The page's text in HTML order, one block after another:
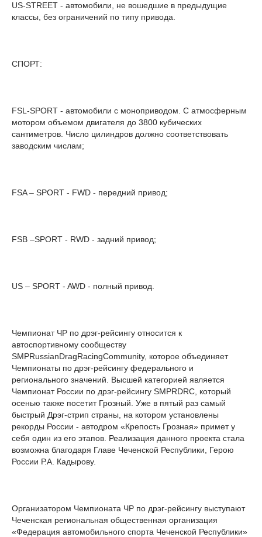
US-STREET - автомобили, не вошедшие в предыдущие
классы, без ограничений по типу привода.
СПОРТ:
FSL-SPORT - автомобили с моноприводом. С атмосферным
мотором объемом двигателя до 3800 кубических
сантиметров. Число цилиндров должно соответствовать
заводским числам;
FSA – SPORT - FWD - передний привод;
FSB –SPORT - RWD - задний привод;
US – SPORT - AWD - полный привод.
Чемпионат ЧР по дрэг-рейсингу относится к
автоспортивному сообществу
SMPRussianDragRacingCommunity, которое объединяет
Чемпионаты по дрэг-рейсингу федерального и
регионального значений. Высшей категорией является
Чемпионат России по дрэг-рейсингу SMPRDRC, который
осенью также посетит Грозный. Уже в пятый раз самый
быстрый Дрэг-стрип страны, на котором установлены
рекорды России - автодром «Крепость Грозная» примет у
себя один из его этапов. Реализация данного проекта стала
возможна благодаря Главе Чеченской Республики, Герою
России Р.А. Кадырову.
Организатором Чемпионата ЧР по дрэг-рейсингу выступают
Чеченская региональная общественная организация
«Федерация автомобильного спорта Чеченской Республики»